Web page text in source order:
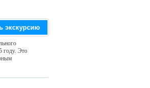
экскурсию
году. Это